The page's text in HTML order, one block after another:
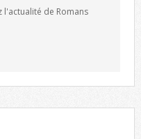
l'actualité de Romans